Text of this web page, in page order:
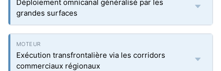
Déploiement omnicanal généralisé par les
grandes surfaces
Exécution transfrontalière via les corridors
commerciaux régionaux